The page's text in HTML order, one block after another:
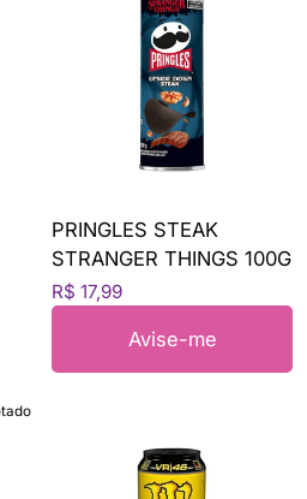
PRINGLES STEAK
STRANGER THINGS 100G
R$ 17,99
Avise-me